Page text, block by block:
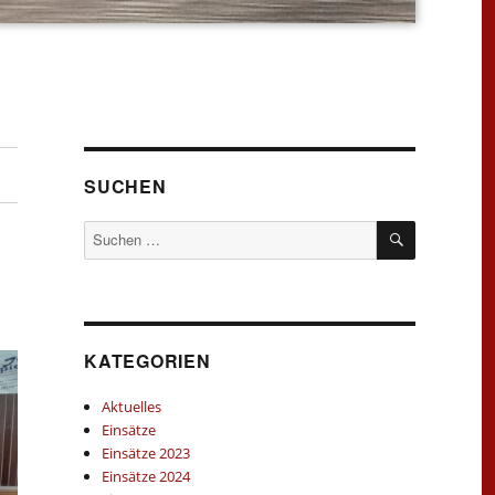
SUCHEN
Suchen
nach:
SUCHEN
KATEGORIEN
Aktuelles
Einsätze
Einsätze 2023
Einsätze 2024